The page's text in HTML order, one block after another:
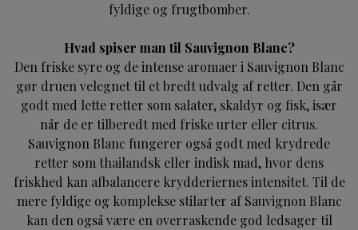
fyldige og frugtbomber.
Hvad spiser man til Sauvignon Blanc?
Den friske syre og de intense aromaer i Sauvignon Blanc
gør druen velegnet til et bredt udvalg af retter. Den går
godt med lette retter som salater, skaldyr og fisk, især
når de er tilberedt med friske urter eller citrus.
Sauvignon Blanc fungerer også godt med krydrede
retter som thailandsk eller indisk mad, hvor dens
friskhed kan afbalancere krydderiernes intensitet. Til de
mere fyldige og komplekse stilarter af Sauvignon Blanc
kan den også være en overraskende god ledsager til